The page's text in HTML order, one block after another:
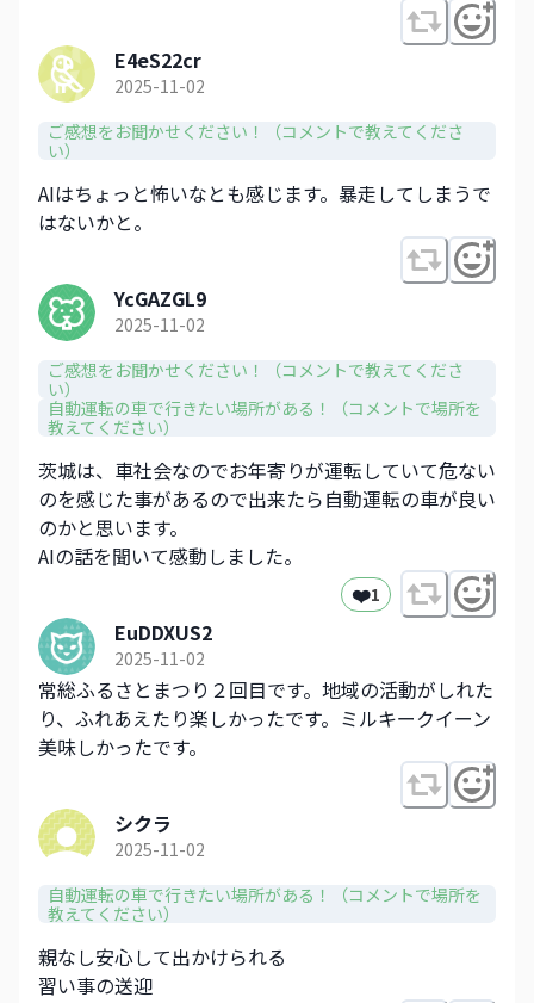
E4eS22cr
2025-11-02
ご感想をお聞かせください！（コメントで教えてくださ
い）
AIはちょっと怖いなとも感じます。暴走してしまうで
はないかと。
YcGAZGL9
2025-11-02
ご感想をお聞かせください！（コメントで教えてくださ
い）
自動運転の車で行きたい場所がある！（コメントで場所を
教えてください）
茨城は、車社会なのでお年寄りが運転していて危ない
のを感じた事があるので出来たら自動運転の車が良い
のかと思います。
AIの話を聞いて感動しました。
❤️1
EuDDXUS2
2025-11-02
常総ふるさとまつり２回目です。地域の活動がしれた
り、ふれあえたり楽しかったです。ミルキークイーン
美味しかったです。
シクラ
2025-11-02
自動運転の車で行きたい場所がある！（コメントで場所を
教えてください）
親なし安心して出かけられる
習い事の送迎